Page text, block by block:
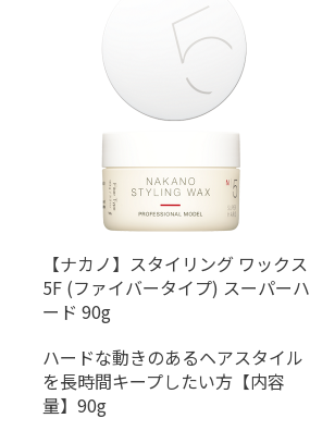
【ナカノ】スタイリング ワックス
5F (ファイバータイプ) スーパーハ
ード 90g
ハードな動きのあるヘアスタイル
を長時間キープしたい方【内容
量】90g